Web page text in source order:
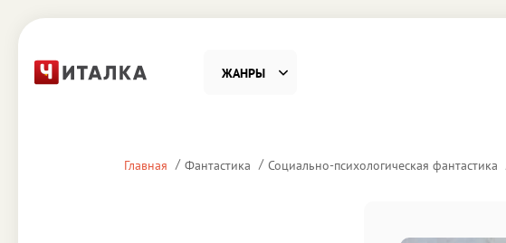
ЖАНРЫ
Главная Фантастика Социально-психологическая фантастика